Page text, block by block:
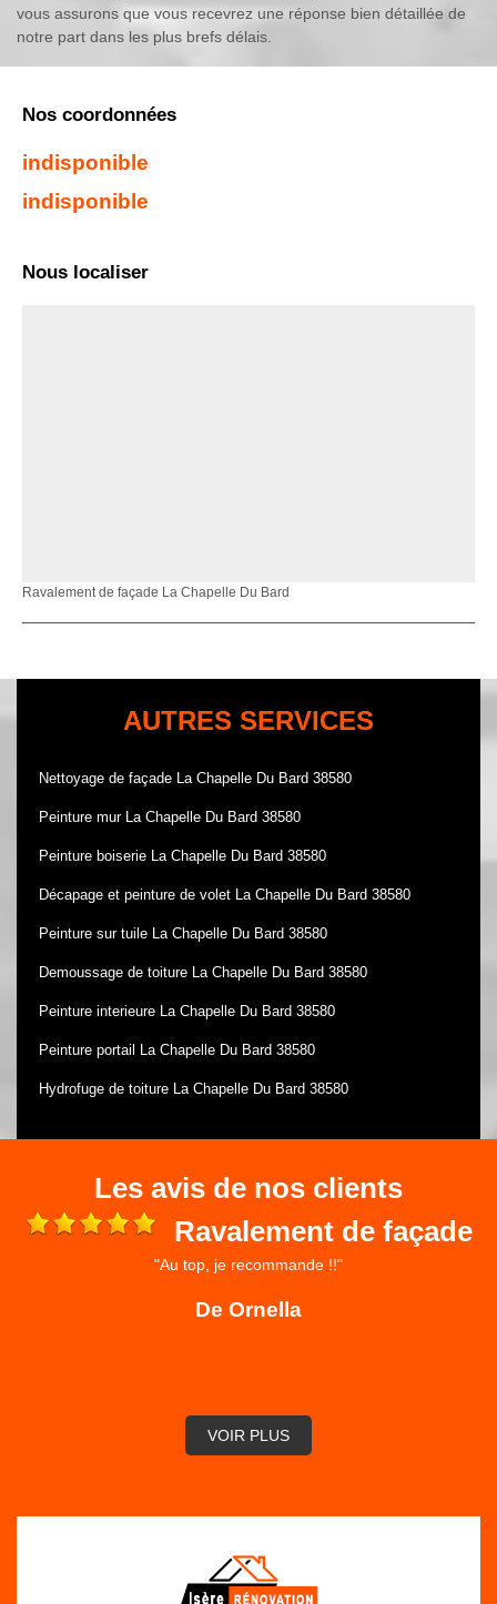
vous assurons que vous recevrez une réponse bien détaillée de
notre part dans les plus brefs délais.
Nos coordonnées
indisponible
indisponible
Nous localiser
Ravalement de façade La Chapelle Du Bard
AUTRES SERVICES
Nettoyage de façade La Chapelle Du Bard 38580
Peinture mur La Chapelle Du Bard 38580
Peinture boiserie La Chapelle Du Bard 38580
Décapage et peinture de volet La Chapelle Du Bard 38580
Peinture sur tuile La Chapelle Du Bard 38580
Demoussage de toiture La Chapelle Du Bard 38580
Peinture interieure La Chapelle Du Bard 38580
Peinture portail La Chapelle Du Bard 38580
Hydrofuge de toiture La Chapelle Du Bard 38580
Les avis de nos clients
Ravalement de façade
"Au top, je recommande !!"
De Ornella
VOIR PLUS